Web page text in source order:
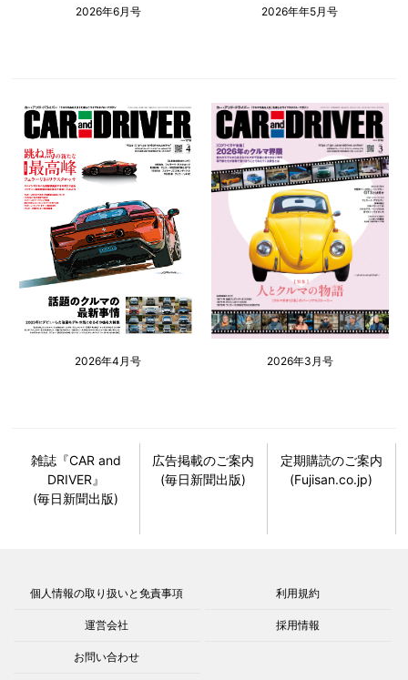
2026年6月号 2026年年5月号
2026年4月号 2026年3月号
雑誌『CAR and
DRIVER』
(毎日新聞出版)
広告掲載のご案内
(毎日新聞出版)
定期購読のご案内
(Fujisan.co.jp)
個人情報の取り扱いと免責事項 利用規約
運営会社 採用情報
お問い合わせ